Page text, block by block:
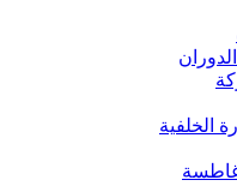
الخلفية